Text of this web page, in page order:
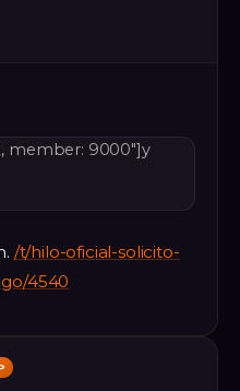
member: 9000"]y
/t/hilo-oficial-solicito-
4540